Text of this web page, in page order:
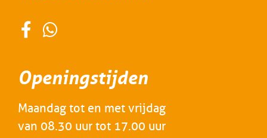
Openingstijden
Maandag tot en met vrijdag
van 08.30 uur tot 17.00 uur